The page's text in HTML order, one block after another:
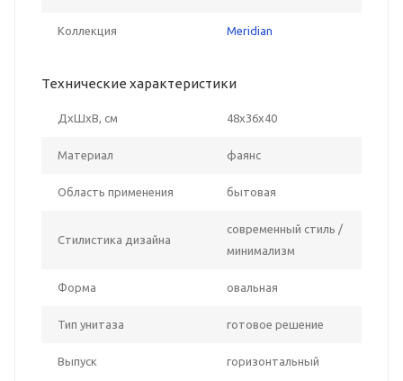
Коллекция Meridian
Технические характеристики
ДxШxВ, см 48x36x40
Материал фаянс
Область применения бытовая
Стилистика дизайна
современный стиль /
минимализм
Форма овальная
Тип унитаза готовое решение
Выпуск горизонтальный